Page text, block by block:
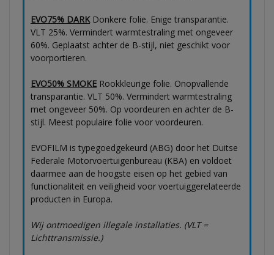
EVO75% DARKDonkere folie. Enige transparantie.
VLT 25%. Vermindert warmtestraling met ongeveer
60%. Geplaatst achter de B-stijl, niet geschikt voor
voorportieren.
EVO50% SMOKE Rookkleurige folie. Onopvallende
transparantie. VLT 50%. Vermindert warmtestraling
met ongeveer 50%. Op voordeuren en achter de B-
stijl. Meest populaire folie voor voordeuren.
EVOFILM is typegoedgekeurd (ABG) door het Duitse
Federale Motorvoertuigenbureau (KBA) en voldoet
daarmee aan de hoogste eisen op het gebied van
functionaliteit en veiligheid voor voertuiggerelateerde
producten in Europa.
Wij ontmoedigen illegale installaties. (VLT =
Lichttransmissie.)